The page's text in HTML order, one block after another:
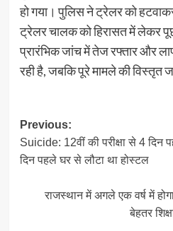
हो गया। पुलिस ने ट्रेलर को
ट्रेलर चालक को हिरासत में लेकर
प्रारंभिक जांच में तेज रफ्तार और
रही है, जबकि पूरे मामले की विस्तृत
Post
navigation
Previous:
Suicide: 12वीं की परीक्षा से 4 दिन
दिन पहले घर से लौटा था होस्टल
राजस्थान में अगले एक वर्ष में
बेहतर